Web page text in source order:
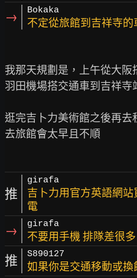
→ Bokaka
不定從旅館到吉祥寺
我那天規劃是，上午從大
羽田機場搭交通車到吉祥寺
逛完吉卜力美術館之後再去
去旅館會太早且不順
推
girafa
吉卜力用官方英語網
電
→ girafa
不要用手機 排隊差很多
推 S890127
如果你是交通移動或換